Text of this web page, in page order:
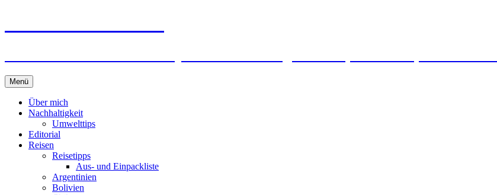
Menü Springe
zum
Inhalt
Über mich
Nachhaltigkeit
Umwelttips
Editorial
Reisen
Reisetipps
Aus- und Einpackliste
Argentinien
Bolivien